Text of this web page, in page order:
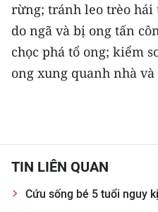
Đồng bằng sông Cửu
Chuyên trang Hà Nội
Chuyên trang TP. Hồ
CÁC CHUYÊN TRANG
VỀ BÁO NHÂN DÂN
rừng; tránh leo trèo hái
do ngã và bị ong tấn
chọc phá tổ ong; kiểm
ong xung quanh nhà
TIN LIÊN QUAN
Cứu sống bé 5 tuổi nguy